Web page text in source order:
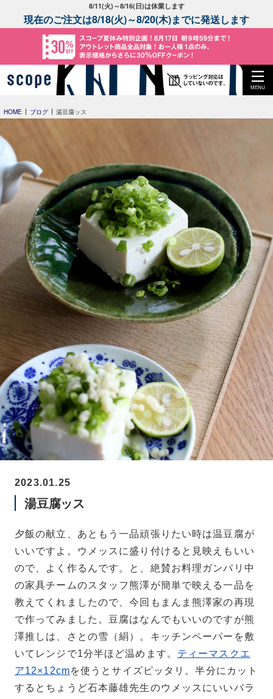
8/11(火)～8/16(日)は休業します
現在のご注文は8/18(火)～8/20(木)までに発送します
MENU
HOME ブログ 湯豆腐ッス
2023.01.25
湯豆腐ッス
夕飯の献立、あともう一品頑張りたい時は温豆腐が
いいですよ。ウメッスに盛り付けると見映えもいい
ので、よく作るんです。と、絶賛お料理ガンバリ中
の家具チームのスタッフ熊澤が簡単で映える一品を
教えてくれましたので、今回もまんま熊澤家の再現
で作ってみました。豆腐はなんでもいいのですが熊
澤推しは、さとの雪（絹）。キッチンペーパーを敷
いてレンジで1分半ほど温めます。 ティーマスクエ
ア12×12cmを使うとサイズピッタリ。半分にカット
するとちょうど石本藤雄先生のウメッスにいいバラ